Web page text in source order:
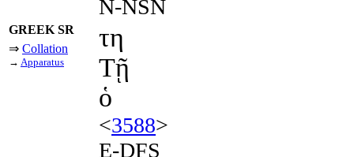
N-NSN
GREEK SR
⇒ Collation
→ Apparatus
τη
Τῇ
ὁ
<3588>
E-DFS